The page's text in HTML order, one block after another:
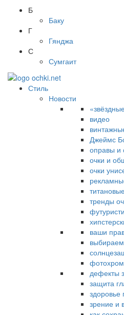
Б
Баку
Г
Гянджа
С
Сумгаит
Стиль
Новости
видео
Джеймс
оправы и
очки и
очки
тренды
ваши
дефекты
защита
здоровье
зрение и